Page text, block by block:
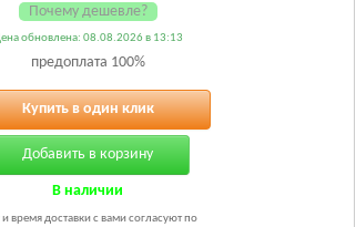
Почему дешевле?
обновлена: 08.08.2026 в 13:13
предоплата 100%
Купить в один клик
Добавить в корзину
В наличии
и время доставки с вами согласуют по